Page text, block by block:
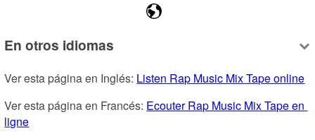
En otros idiomas
Ver esta página en Inglés: Listen Rap Music Mix Tape online
Ver esta página en Francés: Ecouter Rap Music Mix Tape en
ligne